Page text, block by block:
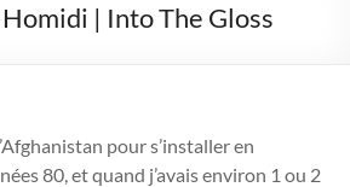
| Into The Gloss
pour s’installer en
80, et quand j’avais environ 1 ou 2